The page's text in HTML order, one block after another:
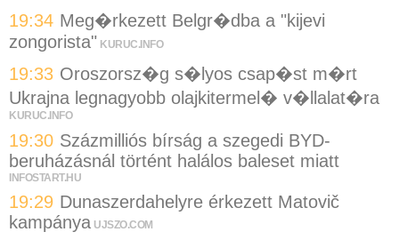
19:34 Meg�rkezett Belgr�dba a "kijevi
zongorista" KURUC.INFO
19:33 Oroszorsz�g s�lyos csap�st m�rt
Ukrajna legnagyobb olajkitermel� v�llalat�ra
KURUC.INFO
19:30 Százmilliós bírság a szegedi BYD-
beruházásnál történt halálos baleset miatt
INFOSTART.HU
19:29 Dunaszerdahelyre érkezett Matovič
kampánya UJSZO.COM